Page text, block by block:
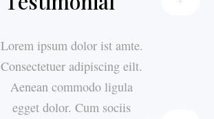
Lorem ipsum dolor ist amte.
Consectetuer adipiscing eilt.
Aenean commodo ligula
egget dolor. Cum sociis